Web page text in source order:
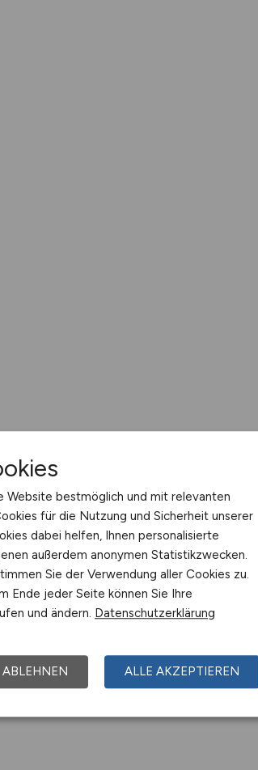
Website bestmöglich und mit relevanten
für die Nutzung und Sicherheit unserer
dabei helfen, Ihnen personalisierte
außerdem anonymen Statistikzwecken.
Sie der Verwendung aller Cookies zu.
Ende jeder Seite können Sie Ihre
und ändern. Datenschutzerklärung
ABLEHNEN ALLE AKZEPTIEREN